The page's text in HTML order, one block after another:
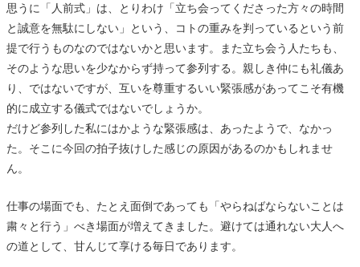
思うに「人前式」は、とりわけ「立ち会ってくださった方々の時間
と誠意を無駄にしない」という、コトの重みを判っているという前
提で行うものなのではないかと思います。また立ち会う人たちも、
そのような思いを少なからず持って参列する。親しき仲にも礼儀あ
り、ではないですが、互いを尊重するいい緊張感があってこそ有機
的に成立する儀式ではないでしょうか。
だけど参列した私にはかような緊張感は、あったようで、なかっ
た。そこに今回の拍子抜けした感じの原因があるのかもしれませ
ん。
仕事の場面でも、たとえ面倒であっても「やらねばならないことは
粛々と行う」べき場面が増えてきました。避けては通れない大人へ
の道として、甘んじて享ける毎日であります。